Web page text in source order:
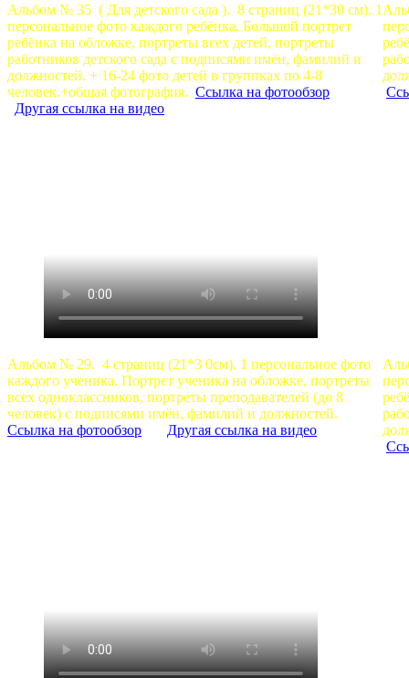
Альбом № 35 ( Для детского сада ). 8 страниц (21*30 см). 1
персональное фото каждого ребёнка. Большой портрет
ребёнка на обложке, портреты всех детей, портреты
работников детского сада с подписями имён, фамилий и
должностей. + 16-24 фото детей в группках по 4-8
человек.+общая фотография. Ссылка на фотообзор
Другая ссылка на видео
Альбом № 29. 4 страниц (21*3 0см). 1 персональное фото
каждого ученика. Портрет ученика на обложке, портреты
всех одноклассников, портреты преподавателей (до 8
человек) с подписями имён, фамилий и должностей.
Ссылка на фотообзор
Другая ссылка на видео